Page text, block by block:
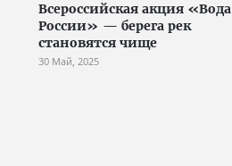
Всероссийская акция «Вода
России» — берега рек
становятся чище
30 Май, 2025